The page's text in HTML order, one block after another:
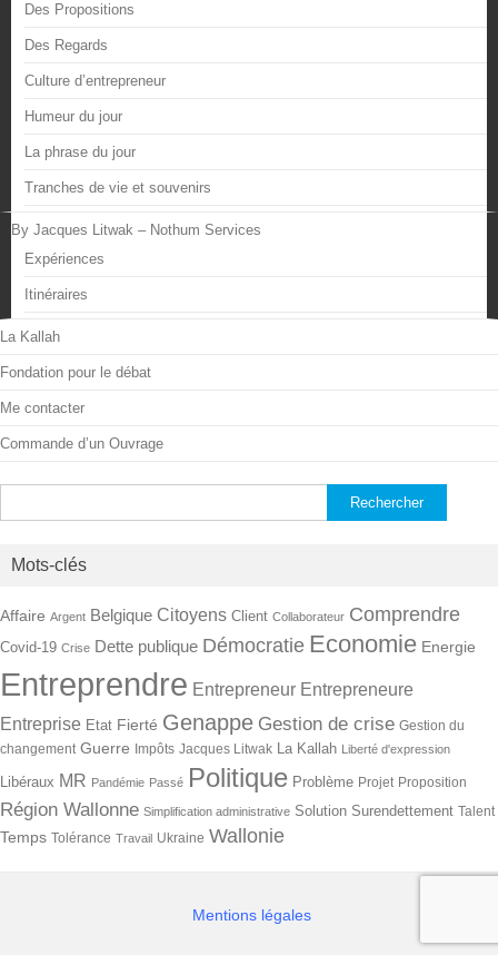
Des Propositions
Des Regards
Culture d’entrepreneur
Humeur du jour
La phrase du jour
Tranches de vie et souvenirs
By Jacques Litwak – Nothum Services
Expériences
Itinéraires
La Kallah
Fondation pour le débat
Me contacter
Commande d’un Ouvrage
Mots-clés
Affaire Argent Belgique Citoyens Client Collaborateur Comprendre
Covid-19 Crise Dette publique Démocratie Economie Energie
Entreprendre Entrepreneur Entrepreneure
Entreprise Etat Fierté Genappe Gestion de crise Gestion du
changement Guerre Impôts Jacques Litwak La Kallah Liberté d'expression
Libéraux MR Pandémie Passé Politique Problème Projet Proposition
Région Wallonne Simplification administrative Solution Surendettement Talent
Temps Tolérance Travail Ukraine Wallonie
Mentions légales